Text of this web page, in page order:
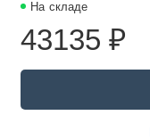
На складе
43135 ₽